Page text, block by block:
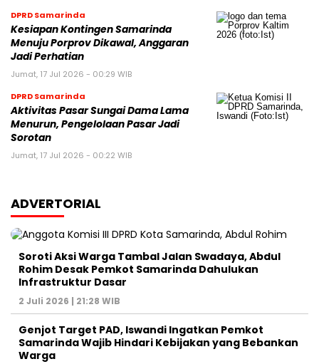
DPRD Samarinda
Kesiapan Kontingen Samarinda
Menuju Porprov Dikawal, Anggaran
Jadi Perhatian
Jumat, 17 Jul 2026 - 00:29 WIB
DPRD Samarinda
Aktivitas Pasar Sungai Dama Lama
Menurun, Pengelolaan Pasar Jadi
Sorotan
Jumat, 17 Jul 2026 - 00:22 WIB
ADVERTORIAL
Soroti Aksi Warga Tambal Jalan Swadaya, Abdul
Rohim Desak Pemkot Samarinda Dahulukan
Infrastruktur Dasar
2 Juli 2026 | 21:28 WIB
Genjot Target PAD, Iswandi Ingatkan Pemkot
Samarinda Wajib Hindari Kebijakan yang Bebankan
Warga